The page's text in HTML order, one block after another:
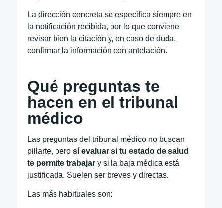
La dirección concreta se especifica siempre en
la notificación recibida, por lo que conviene
revisar bien la citación y, en caso de duda,
confirmar la información con antelación.
Qué preguntas te
hacen en el tribunal
médico
Las preguntas del tribunal médico no buscan
pillarte, pero sí evaluar si tu estado de salud
te permite trabajar y si la baja médica está
justificada. Suelen ser breves y directas.
Las más habituales son: